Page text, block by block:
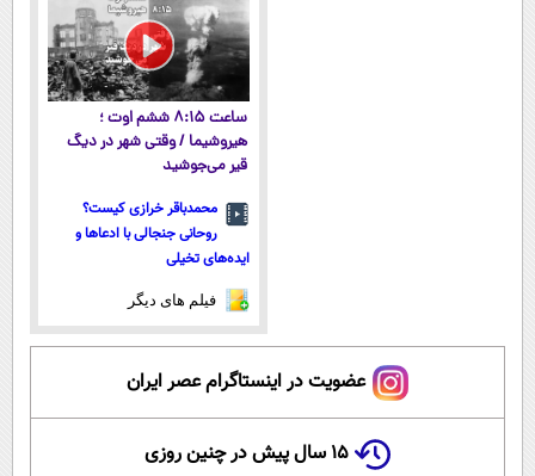
ساعت ۸:۱۵ ششم اوت ؛
هیروشیما / وقتی شهر در دیگ
قیر می‌جوشید
محمدباقر خرازی کیست؟
روحانی جنجالی با ادعاها و
ایده‌های تخیلی
فیلم های دیگر
عضویت در اینستاگرام عصر ایران
۱۵ سال پیش در چنین روزی